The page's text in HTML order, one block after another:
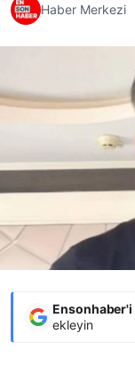
Haber Merkezi
Ensonhaber'i
ekleyin